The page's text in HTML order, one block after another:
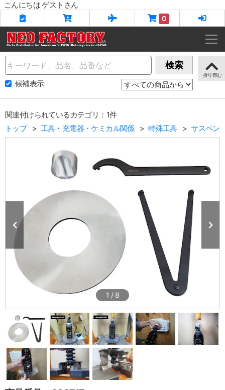
こんにちは ゲストさん
0
Name 検索
候補表示
関連付けられているカテゴリ：1件
トップ
工具・充電器・ケミカル関係 特殊工具 サスペン
1 / 8